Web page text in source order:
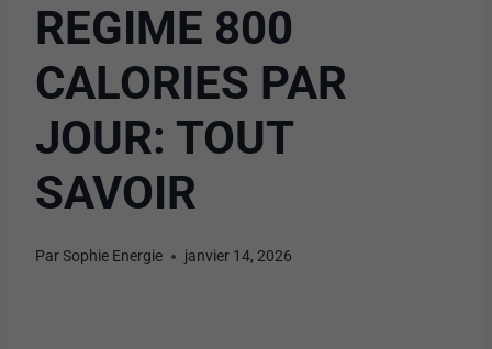
REGIME 800
CALORIES PAR
JOUR: TOUT
SAVOIR
ParSophie Energie janvier 14, 2026